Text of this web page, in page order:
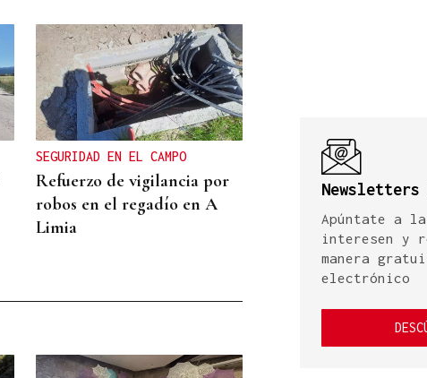
SEGURIDAD EN EL CAMPO
Refuerzo de vigilancia por
robos en el regadío en A
Limia
Newsletters
Apúntate a
interesen y
manera
electrónico